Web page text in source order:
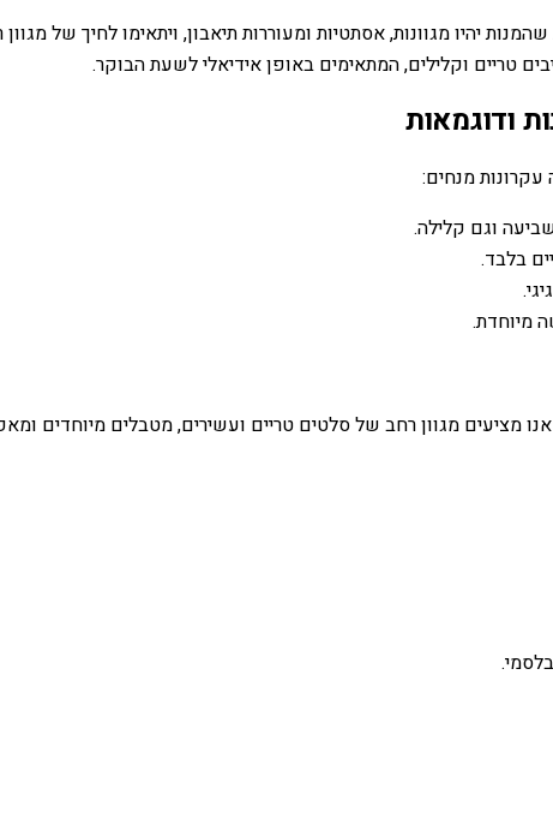
יהיו מגוונות, אסתטיות ומעוררות תיאבון, ויתאימו לחיך של
טריים וקלילים, המתאימים באופן אידיאלי לשעת הבוקר.
ודוגמאות
מנחים:
וגם קלילה.
בלבד.
מיוחדת.
מציעים מגוון רחב של סלטים טריים ועשירים, מטבלים מיוחדים